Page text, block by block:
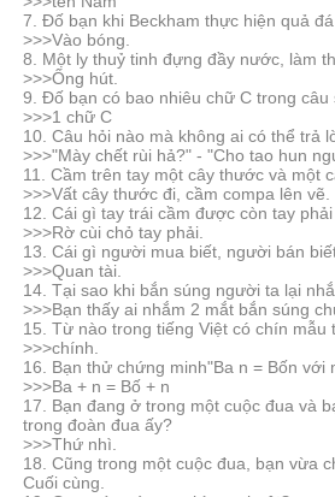
7. Đố bạn khi Beckham thực hiện quả
>>>Vào bóng.
8. Một ly thuỷ tinh đựng đầy nước, làm
>>>Ống hút.
9. Đố bạn có bao nhiêu chữ C trong câu
>>>1 chữ C
10. Câu hỏi nào mà không ai có thể trả
>>>"Mày chết rùi hả?" - "Cho tao hun
11. Cầm trên tay một cây thước và một
>>>Vất cây thước đi, cầm compa lên vẽ.
12. Cái gì tay trái cầm được còn tay
>>>Rờ cùi chỏ tay phải.
13. Cái gì người mua biết, người bán
>>>Quan tài.
14. Tại sao khi bắn súng người ta lại
>>>Bạn thấy ai nhắm 2 mắt bắn súng
15. Từ nào trong tiếng Việt có chín mẫu
>>>chính.
16. Bạn thử chứng minh"Ba n = Bốn với
>>>Ba + n = Bố + n
17. Bạn đang ở trong một cuộc đua và
trong đoàn đua ấy?
>>>Thứ nhì.
18. Cũng trong một cuộc đua, bạn vừa
Cuối cùng.